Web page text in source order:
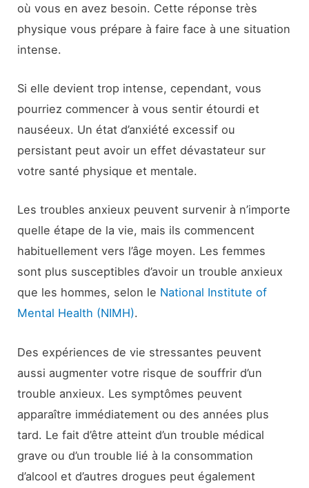
où vous en avez besoin. Cette réponse très
physique vous prépare à faire face à une situation
intense.
Si elle devient trop intense, cependant, vous
pourriez commencer à vous sentir étourdi et
nauséeux. Un état d’anxiété excessif ou
persistant peut avoir un effet dévastateur sur
votre santé physique et mentale.
Les troubles anxieux peuvent survenir à n’importe
quelle étape de la vie, mais ils commencent
habituellement vers l’âge moyen. Les femmes
sont plus susceptibles d’avoir un trouble anxieux
que les hommes, selon le National Institute of
Mental Health (NIMH).
Des expériences de vie stressantes peuvent
aussi augmenter votre risque de souffrir d’un
trouble anxieux. Les symptômes peuvent
apparaître immédiatement ou des années plus
tard. Le fait d’être atteint d’un trouble médical
grave ou d’un trouble lié à la consommation
d’alcool et d’autres drogues peut également